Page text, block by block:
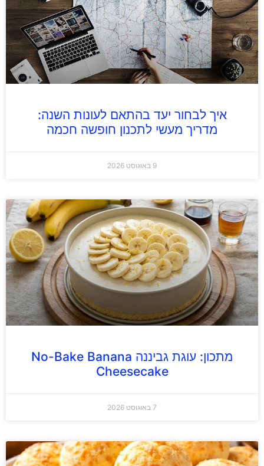
איך לבחור יעד בהתאם לעונות השנה:
מדריך מעשי לתכנון חופשה חכמה
9 באוגוסט 2026
מתכון: עוגת גביננה No-Bake Banana
Cheesecake
7 באוגוסט 2026